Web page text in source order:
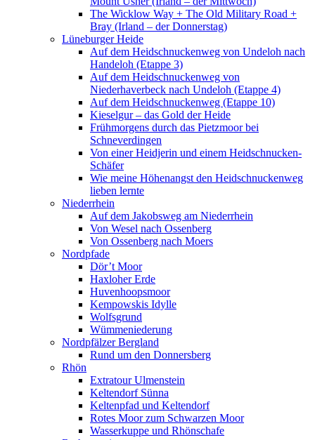
The Wicklow Way + The Old Military Road +
Bray (Irland – der Donnerstag)
Lüneburger Heide
Auf dem Heidschnuckenweg von Undeloh nach
Handeloh (Etappe 3)
Auf dem Heidschnuckenweg von
Niederhaverbeck nach Undeloh (Etappe 4)
Auf dem Heidschnuckenweg (Etappe 10)
Kieselgur – das Gold der Heide
Frühmorgens durch das Pietzmoor bei
Schneverdingen
Von einer Heidjerin und einem Heidschnucken-
Schäfer
Wie meine Höhenangst den Heidschnuckenweg
lieben lernte
Niederrhein
Auf dem Jakobsweg am Niederrhein
Von Wesel nach Ossenberg
Von Ossenberg nach Moers
Nordpfade
Dör’t Moor
Haxloher Erde
Huvenhoopsmoor
Kempowskis Idylle
Wolfsgrund
Wümmeniederung
Nordpfälzer Bergland
Rund um den Donnersberg
Rhön
Extratour Ulmenstein
Keltendorf Sünna
Keltenpfad und Keltendorf
Rotes Moor zum Schwarzen Moor
Wasserkuppe und Rhönschafe